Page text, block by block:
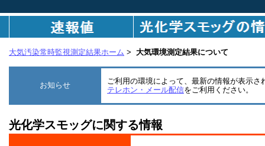
ク
す。
ク
す。
ク
す。
ク
す。
動。
大気汚染常時監視測定結果ホーム > 大気環境測定結果について
お知らせ
ご利用の環境によって、最新の情報が表示
テレホン・メール配信をご利用ください。
光化学スモッグに関する情報
で
で
で